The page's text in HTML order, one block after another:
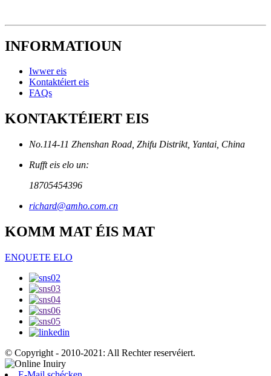
INFORMATIOUN
Iwwer eis
Kontaktéiert eis
FAQs
KONTAKTÉIERT EIS
No.114-11 Zhenshan Road, Zhifu Distrikt, Yantai, China
Rufft eis elo un:
18705454396
richard@amho.com.cn
KOMM MAT ÉIS MAT
ENQUETE ELO
© Copyright - 2010-2021: All Rechter reservéiert.